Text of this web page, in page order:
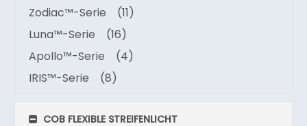
Zodiac™-Serie
(11)
Luna™-Serie
(16)
Apollo™-Serie
(4)
IRIS™-Serie
(8)
COB FLEXIBLE STREIFENLICHT